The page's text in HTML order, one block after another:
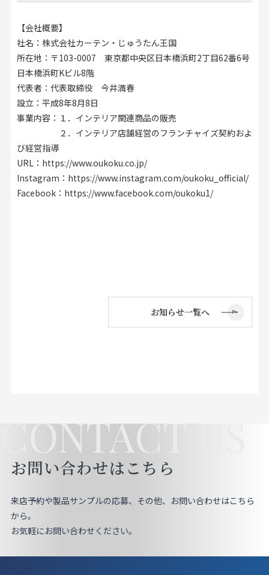
【会社概要】
社名：株式会社カーテン・じゅうたん王国
所在地：〒103-0007 東京都中央区日本橋浜町2丁目62番6号
日本橋浜町Kビル8階
代表者：代表取締役 今井満春
設立：平成8年8月8日
事業内容：１．インテリア関連商品の販売
２．インテリア店舗経営のフランチャイズ契約およ
び経営指導
URL： https://www.oukoku.co.jp/
Instagram： https://www.instagram.com/oukoku_official/
Facebook： https://www.facebook.com/oukoku1/
お知らせ一覧へ
CONTACT US
お問い合わせはこちら
来店予約や製品サンプルの応募、その他、お問い合わせはこちら
から。
お気軽にお問い合わせください。